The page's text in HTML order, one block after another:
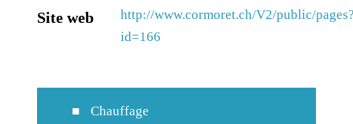
Site web
http://www.cormoret.ch/V2/public/
id=166
Chauffage